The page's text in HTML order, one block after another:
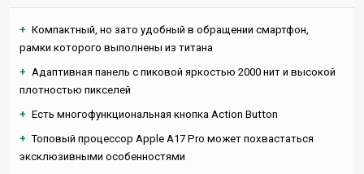
+ Компактный, но зато удобный в обращении смартфон,
рамки которого выполнены из титана
+ Адаптивная панель с пиковой яркостью 2000 нит и высокой
плотностью пикселей
+ Есть многофункциональная кнопка Action Button
+ Топовый процессор Apple A17 Pro может похвастаться
эксклюзивными особенностями